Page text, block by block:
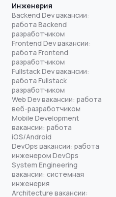
Инженерия
Backend Dev вакансии:
работа Backend
разработчиком
Frontend Dev вакансии:
работа Frontend
разработчиком
Fullstack Dev вакансии:
работа Fullstack
разработчиком
Web Dev вакансии: работа
веб-разработчиком
Mobile Development
вакансии: работа
iOS/Android
DevOps вакансии: работа
инженером DevOps
System Engineering
вакансии: системная
инженерия
Architecture вакансии: